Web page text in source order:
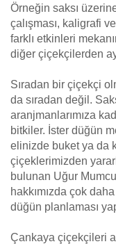
Örneğin saksı
çalışması, kaligrafi
farklı etkinleri
diğer çiçekçilerden
Sıradan bir çiçekçi
da sıradan değil.
aranjmanlarımıza
bitkiler. İster düğün
elinizde buket ya da
çiçeklerimizden
bulunan Uğur
hakkımızda çok
düğün planlaması
Çankaya çiçekçileri